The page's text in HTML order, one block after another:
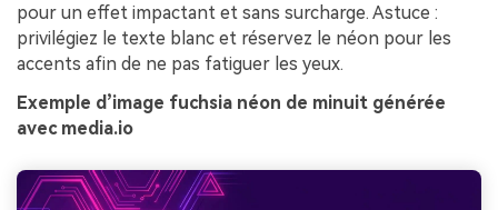
pour un effet impactant et sans surcharge. Astuce :
privilégiez le texte blanc et réservez le néon pour les
accents afin de ne pas fatiguer les yeux.
Exemple d’image fuchsia néon de minuit générée
avec media.io